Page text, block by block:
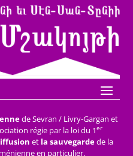
de Sevran / Livry-Gargan et
régie par la loi du 1er
et la sauvegardede la
en particulier.